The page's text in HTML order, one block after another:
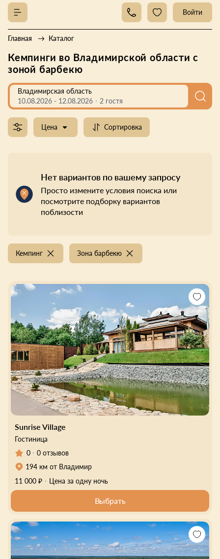
Войти
Главная Каталог
Кемпинги во Владимирской области с
зоной барбекю
Владимирская область
10.08.2026 - 12.08.2026 2 гостя
Цена Сортировка
Нет вариантов по вашему запросу
Просто измените условия поиска или
посмотрите подборку вариантов
поблизости
Кемпинг Зона барбекю
Sunrise Village
Гостиница
0
0 отзывов
194 км от Владимир
11 000 ₽
Цена за одну ночь
Выбрать